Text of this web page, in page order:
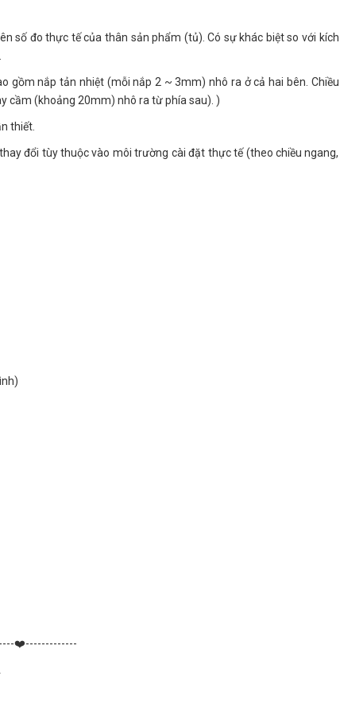
số đo thực tế của thân sản phẩm (tủ). Có sự khác biệt so với kích
gồm nắp tản nhiệt (mỗi nắp 2 ~ 3mm) nhô ra ở cả hai bên. Chiều
cầm (khoảng 20mm) nhô ra từ phía sau). )
thiết.
đổi tùy thuộc vào môi trường cài đặt thực tế (theo chiều ngang,
❤️-------------